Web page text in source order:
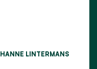
HANNE LINTERMANS